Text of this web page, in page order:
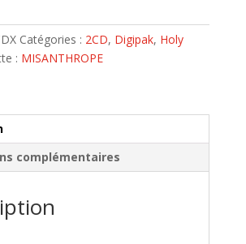
Catégories : 2CD, Digipak, Holy
: MISANTHROPE
complémentaires